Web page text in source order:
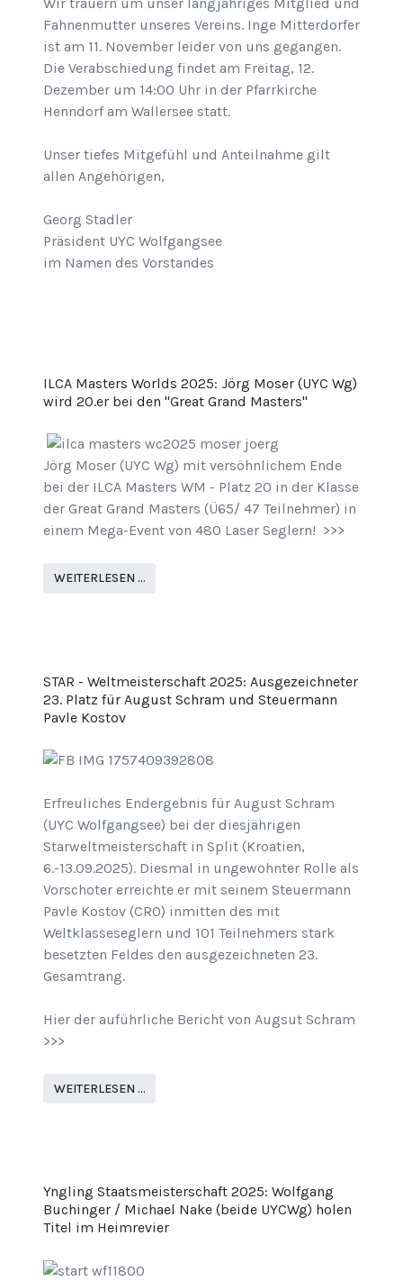
Fahnenmutter unseres Vereins. Inge Mitterdorfer
ist am 11. November leider von uns gegangen.
Die Verabschiedung findet am Freitag, 12.
Dezember um 14:00 Uhr in der Pfarrkirche
Henndorf am Wallersee statt.
Unser tiefes Mitgefühl und Anteilnahme gilt
allen Angehörigen,
Georg Stadler
Präsident UYC Wolfgangsee
im Namen des Vorstandes
ILCA Masters Worlds 2025: Jörg Moser (UYC Wg)
wird 20.er bei den "Great Grand Masters"
Jörg Moser (UYC Wg) mit versöhnlichem Ende
bei der ILCA Masters WM - Platz 20 in der Klasse
der Great Grand Masters (Ü65/ 47 Teilnehmer) in
einem Mega-Event von 480 Laser Seglern! >>>
WEITERLESEN …
STAR - Weltmeisterschaft 2025: Ausgezeichneter
23. Platz für August Schram und Steuermann
Pavle Kostov
Erfreuliches Endergebnis für August Schram
(UYC Wolfgangsee) bei der diesjährigen
Starweltmeisterschaft in Split (Kroatien,
6.-13.09.2025). Diesmal in ungewohnter Rolle als
Vorschoter erreichte er mit seinem Steuermann
Pavle Kostov (CRO) inmitten des mit
Weltklasseseglern und 101 Teilnehmers stark
besetzten Feldes den ausgezeichneten 23.
Gesamtrang.
Hier der auführliche Bericht von Augsut Schram
>>>
WEITERLESEN …
Yngling Staatsmeisterschaft 2025: Wolfgang
Buchinger / Michael Nake (beide UYCWg) holen
Titel im Heimrevier